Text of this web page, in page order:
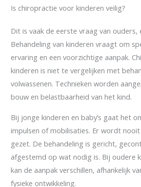
Is chiropractie voor kinderen veilig?
Dit is vaak de eerste vraag van ouders,
Behandeling van kinderen vraagt om
ervaring en een voorzichtige aanpak.
kinderen is niet te vergelijken met
volwassenen. Technieken worden
bouw en belastbaarheid van het kind.
Bij jonge kinderen en baby’s gaat het
impulsen of mobilisaties. Er wordt
gezet. De behandeling is gericht,
afgestemd op wat nodig is. Bij oudere
kan de aanpak verschillen, afhankelijk
fysieke ontwikkeling.